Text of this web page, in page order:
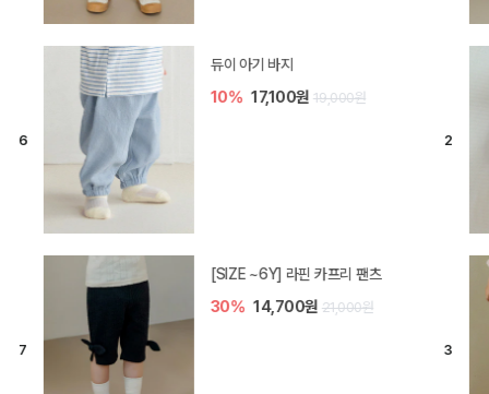
듀이 아기 바지
10% 17,100원 19,000원
[SIZE ~6Y] 라핀 카프리 팬츠
30% 14,700원 21,000원